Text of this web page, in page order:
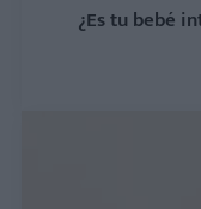
¿Es tu bebé